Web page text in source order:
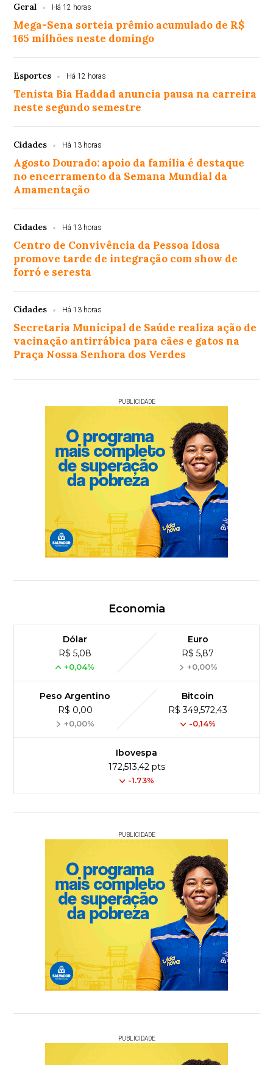
Geral Há 12 horas
Mega-Sena sorteia prêmio acumulado de R$
165 milhões neste domingo
Esportes Há 12 horas
Tenista Bia Haddad anuncia pausa na carreira
neste segundo semestre
Cidades Há 13 horas
Agosto Dourado: apoio da família é destaque
no encerramento da Semana Mundial da
Amamentação
Cidades Há 13 horas
Centro de Convivência da Pessoa Idosa
promove tarde de integração com show de
forró e seresta
Cidades Há 13 horas
Secretaria Municipal de Saúde realiza ação de
vacinação antirrábica para cães e gatos na
Praça Nossa Senhora dos Verdes
PUBLICIDADE
Economia
Dólar
R$ 5,08
+0,04%
Euro
R$ 5,87
+0,00%
Peso Argentino
R$ 0,00
+0,00%
Bitcoin
R$ 349,572,43
-0,14%
Ibovespa
172,513,42 pts
-1.73%
PUBLICIDADE
PUBLICIDADE